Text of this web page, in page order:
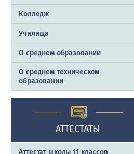
Колледж
Училища
О среднем образовании
О среднем техническом
образовании
АТТЕСТАТЫ
Аттестат школы 11 классов